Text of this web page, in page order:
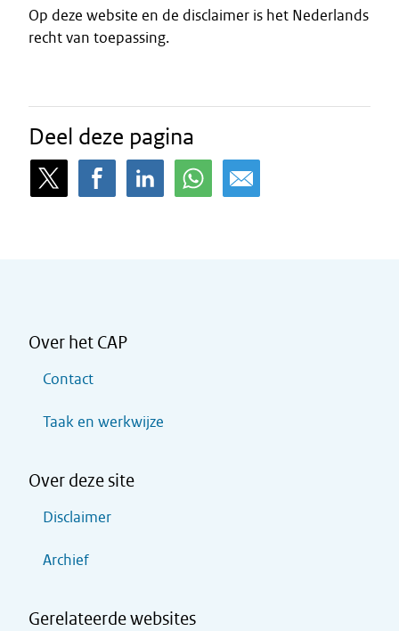
Op deze website en de disclaimer is het Nederlands
recht van toepassing.
Deel deze pagina
Over het CAP
Contact
Taak en werkwijze
Over deze site
Disclaimer
Archief
Gerelateerde websites